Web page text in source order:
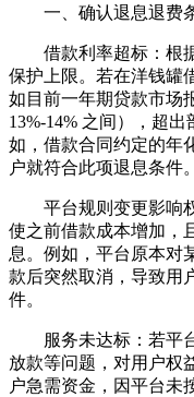
一、确认退息退费
借款利率超标：根
保护上限。若在洋钱罐
如目前一年期贷款市场
13%-14% 之间），超
如，借款合同约定的年
户就符合此项退息条件。
平台规则变更影响
使之前借款成本增加，
息。例如，平台原本对
款后突然取消，导致用
件。
服务未达标：若平
放款等问题，对用户权
户急需资金，因平台未